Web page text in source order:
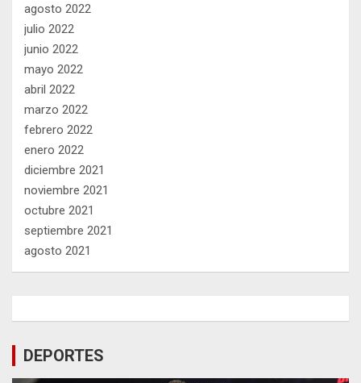
agosto 2022
julio 2022
junio 2022
mayo 2022
abril 2022
marzo 2022
febrero 2022
enero 2022
diciembre 2021
noviembre 2021
octubre 2021
septiembre 2021
agosto 2021
DEPORTES